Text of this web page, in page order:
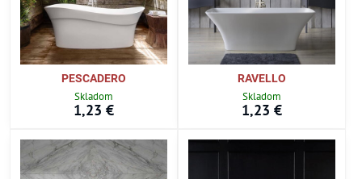
PESCADERO
Skladom
1,23 €
RAVELLO
Skladom
1,23 €